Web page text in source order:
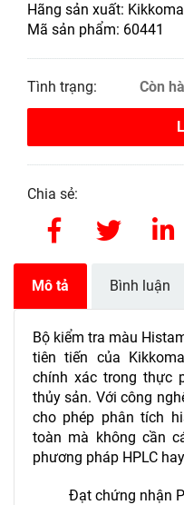
Hãng sản xuất:
Mã sản phẩm: 60441
Tình trạng: Còn
Chia sẻ:
Mô tả Bình luận
Bộ kiểm tra màu
tiên tiến của
chính xác trong thực
thủy sản. Với công
cho phép phân tích
toàn mà không cần
phương pháp HPLC
Đạt chứng nhận